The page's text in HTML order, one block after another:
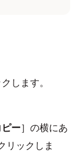
します。
ピー］の横にあ
リックしま